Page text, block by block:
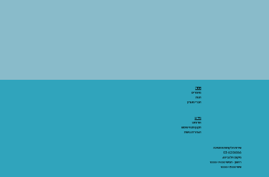
שירות הלקוחות והתמיכה
03-6206066
מיקום: אלנבי 43
ראשון - חמישי 10:00-19:00
שישי 10:00-15:00
אתר:
מאמרים
חנות
חברי מועדון
מידע:
אודותינו
תקנון ותנאי שימוש
הצהרת נגישות